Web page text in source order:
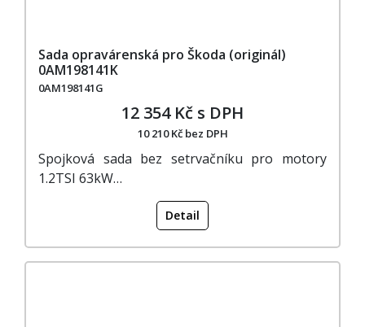
Sada opravárenská pro Škoda (originál)
0AM198141K
0AM198141G
12 354 Kč s DPH
10 210 Kč bez DPH
Spojková sada bez setrvačníku pro motory
1.2TSI 63kW…
Detail